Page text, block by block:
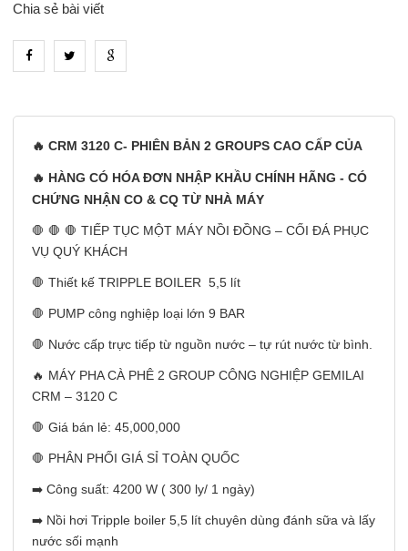
Chia sẻ bài viết
🔥 CRM 3120 C- PHIÊN BẢN 2 GROUPS CAO CẤP CỦA
🔥 HÀNG CÓ HÓA ĐƠN NHẬP KHẦU CHÍNH HÃNG - CÓ
CHỨNG NHẬN CO & CQ TỪ NHÀ MÁY
🛑 🛑 🛑 TIẾP TỤC MỘT MÁY NỒI ĐỒNG – CỐI ĐÁ PHỤC
VỤ QUÝ KHÁCH
🛑 Thiết kế TRIPPLE BOILER 5,5 lít
🛑 PUMP công nghiệp loại lớn 9 BAR
🛑 Nước cấp trực tiếp từ nguồn nước – tự rút nước từ bình.
🔥 MÁY PHA CÀ PHÊ 2 GROUP CÔNG NGHIỆP GEMILAI
CRM – 3120 C
🛑 Giá bán lẻ: 45,000,000
🛑 PHÂN PHỐI GIÁ SỈ TOÀN QUỐC
➡️ Công suất: 4200 W ( 300 ly/ 1 ngày)
➡️ Nồi hơi Tripple boiler 5,5 lít chuyên dùng đánh sữa và lấy
nước sối mạnh